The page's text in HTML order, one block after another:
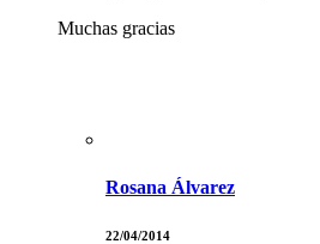
Muchas gracias
Rosana Álvarez
22/04/2014